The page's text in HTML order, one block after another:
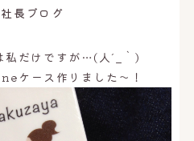
長ブログ
私だけですが…(人´_｀)
ケース作りました〜！